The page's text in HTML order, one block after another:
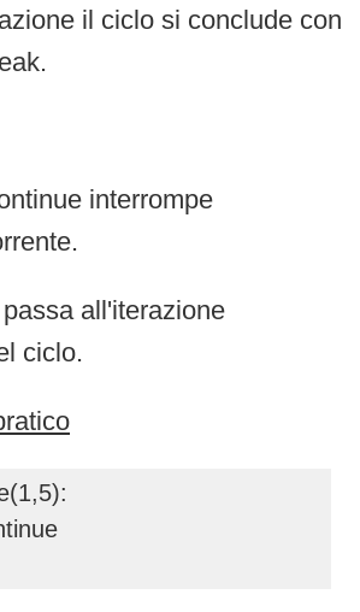
il ciclo si conclude con
interrompe
all'iterazione
ciclo.